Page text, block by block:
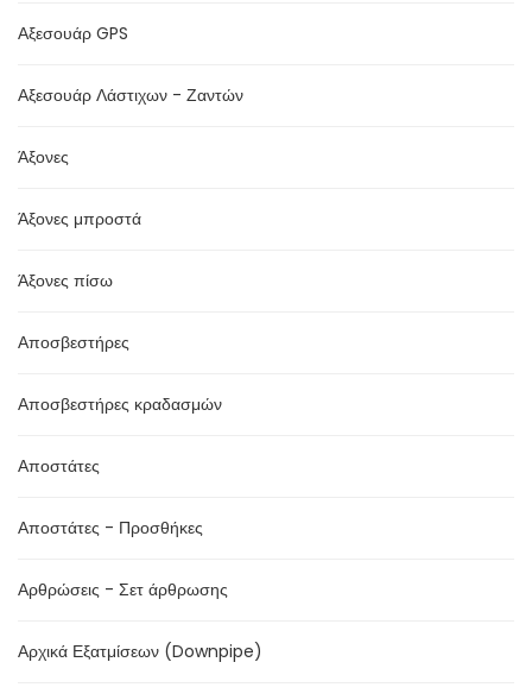
Αξεσουάρ GPS
Αξεσουάρ Λάστιχων - Ζαντών
Άξονες
Άξονες μπροστά
Άξονες πίσω
Αποσβεστήρες
Αποσβεστήρες κραδασμών
Αποστάτες
Αποστάτες - Προσθήκες
Αρθρώσεις - Σετ άρθρωσης
Αρχικά Εξατμίσεων (Downpipe)